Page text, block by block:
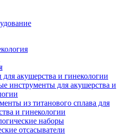
акушерства и гинекологии
инструменты для акушерства и
из титанового сплава для
и гинекологии
наборы
отсасыватели